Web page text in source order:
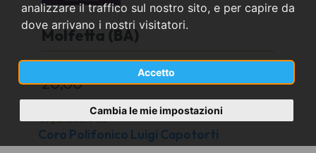
analizzare il traffico sul nostro sito, e per capire da
dove arrivano i nostri visitatori.
Accetto
Cambia le mie impostazioni
Molfetta (BA)
Chiesa San Bernardino
20,00
Organizzato da
Coro Polifonico Luigi Capotorti